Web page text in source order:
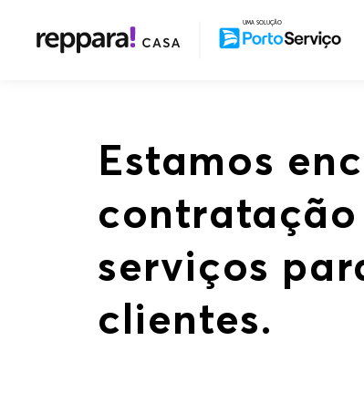
UMA SOLUÇÃO
Estamos
contratação
serviços
clientes.